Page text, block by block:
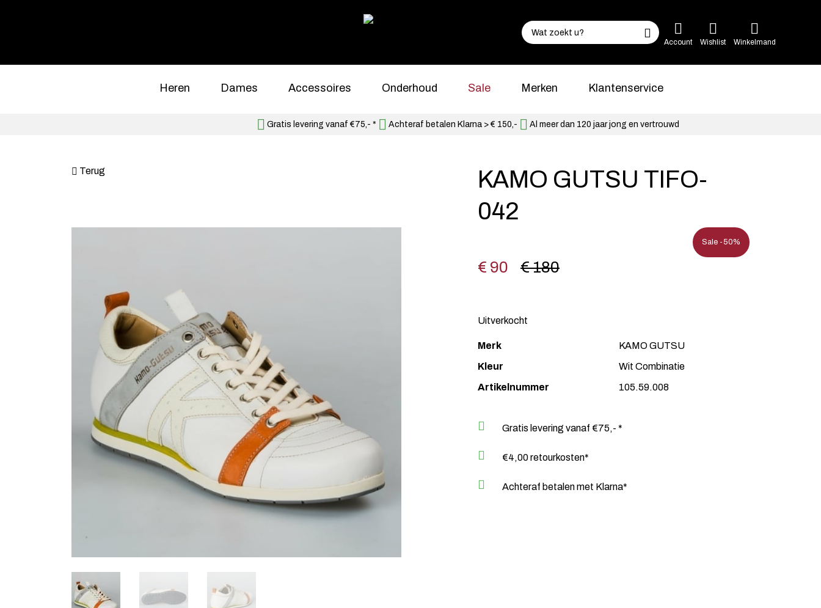
Account Wishlist Winkelmand
Heren Dames Accessoires Onderhoud Sale Merken Klantenservice
Gratis levering vanaf €75,- * Achteraf betalen Klarna > € 150,- Al meer dan 120 jaar jong en vertrouwd
Terug
KAMO GUTSU TIFO-
042
Sale -50%
€ 180
€ 90
Uitverkocht
Merk
KAMO GUTSU
Kleur
Wit Combinatie
Artikelnummer
105.59.008
Gratis levering vanaf €75,- *
€4,00 retourkosten*
Achteraf betalen met Klarna*